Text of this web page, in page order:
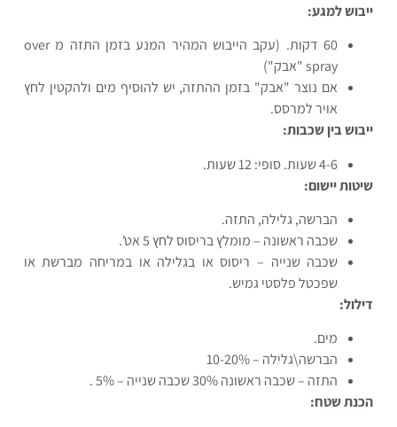
ייבוש למגע:
60 דקות. (עקב הייבוש המהיר המנע בזמן התזה מ over
spray "אבק")
אם נוצר "אבק" בזמן ההתזה, יש להוסיף מים ולהקטין לחץ
אויר למרסס.
ייבוש בין שכבות:
4-6 שעות. סופי: 12 שעות.
שיטות יישום:
הברשה, גלילה, התזה.
שכבה ראשונה – מומלץ בריסוס לחץ 5 אט'.
שכבה שנייה – ריסוס או בגלילה או במריחה מברשת או
שפכטל פלסטי גמיש.
דילול:
מים.
הברשה\גלילה – 10-20%
התזה – שכבה ראשונה 30% שכבה שנייה – 5% .
הכנת שטח: